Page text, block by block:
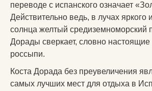
переводе с испанского означает
Действительно ведь, в лучах яркого
солнца желтый средиземноморский
Дорады сверкает, словно настоящие
россыпи.
Коста Дорада без преувеличения
самых лучших мест для отдыха в